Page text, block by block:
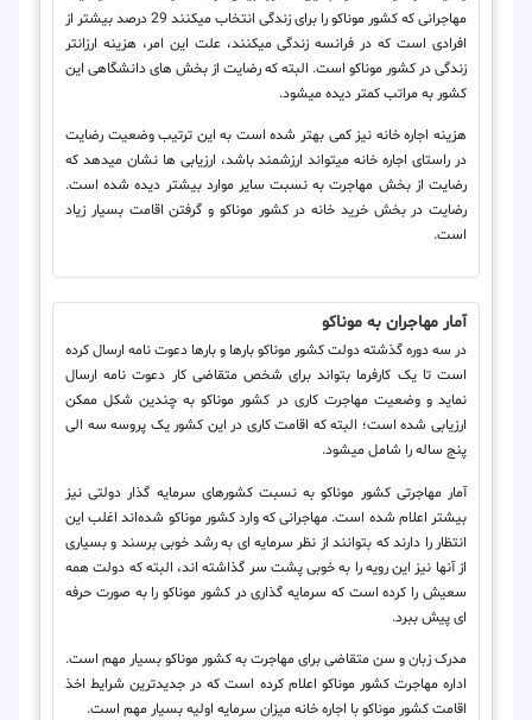
مهاجرانی که کشور موناکو را برای زندگی انتخاب می‎کنند 29 درصد بیشتر از
افرادی است که در فرانسه زندگی می‎کنند، علت این امر، هزینه ارزانتر
زندگی در کشور موناکو است. البته که رضایت از بخش های دانشگاهی این
کشور به مراتب کمتر دیده می‎شود.
هزینه اجاره خانه نیز کمی بهتر شده است به این ترتیب وضعیت رضایت
در راستای اجاره خانه می‎تواند ارزشمند باشد، ارزیابی ها نشان می‎دهد که
رضایت از بخش مهاجرت به نسبت سایر موارد بیشتر دیده شده است.
رضایت در بخش خرید خانه در کشور موناکو و گرفتن اقامت بسیار زیاد
است.
آمار مهاجران به موناکو
در سه دوره گذشته دولت کشور موناکو بارها و بارها دعوت نامه ارسال کرده
است تا یک کارفرما بتواند برای شخص متقاضی کار دعوت نامه ارسال
نماید و وضعیت مهاجرت کاری در کشور موناکو به چندین شکل ممکن
ارزیابی شده است؛ البته که اقامت کاری در این کشور یک پروسه سه الی
پنج ساله را شامل می‎شود.
آمار مهاجرتی کشور موناکو به نسبت کشورهای سرمایه گذار دولتی نیز
بیشتر اعلام شده است. مهاجرانی که وارد کشور موناکو شده‌اند اغلب این
انتظار را دارند که بتوانند از نظر سرمایه ای به رشد خوبی برسند و بسیاری
از آنها نیز این رویه را به خوبی پشت سر گذاشته اند، البته که دولت همه
سعیش را کرده است که سرمایه گذاری در کشور موناکو را به صورت حرفه
ای پیش ببرد.
مدرک زبان و سن متقاضی برای مهاجرت به کشور موناکو بسیار مهم است.
اداره مهاجرت کشور موناکو اعلام کرده است که در جدیدترین شرایط اخذ
اقامت کشور موناکو با اجاره خانه میزان سرمایه اولیه بسیار مهم است.